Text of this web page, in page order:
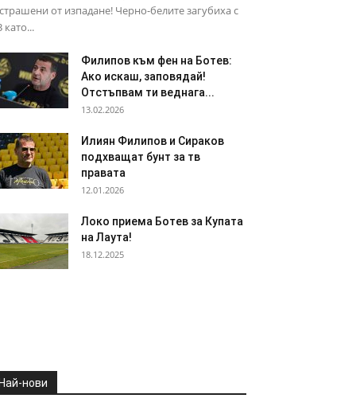
от изпадане! Черно-белите загубиха с
като...
Филипов към фен на Ботев:
Ако искаш, заповядай!
Отстъпвам ти веднага...
13.02.2026
Илиян Филипов и Сираков
подхващат бунт за тв
правата
12.01.2026
Локо приема Ботев за Купата
на Лаута!
18.12.2025
нови